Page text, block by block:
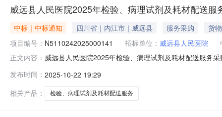
威远县人民医院2025年检验、病理试剂及耗材配送
中标｜中标通知 四川省｜内江市｜威远县 服务采购
货物
项目编号： N5110242025000141 招标单位： 威远县人民医院
正文内容： 威远县人民医院2025年检验、病理试剂及耗材配送服务
1号楼6楼616-621室82,408.80元检验、病理（非挂网）
发布时间： 2025-10-22 19:29
相关产品：
检验、病理试剂及耗材配送服务